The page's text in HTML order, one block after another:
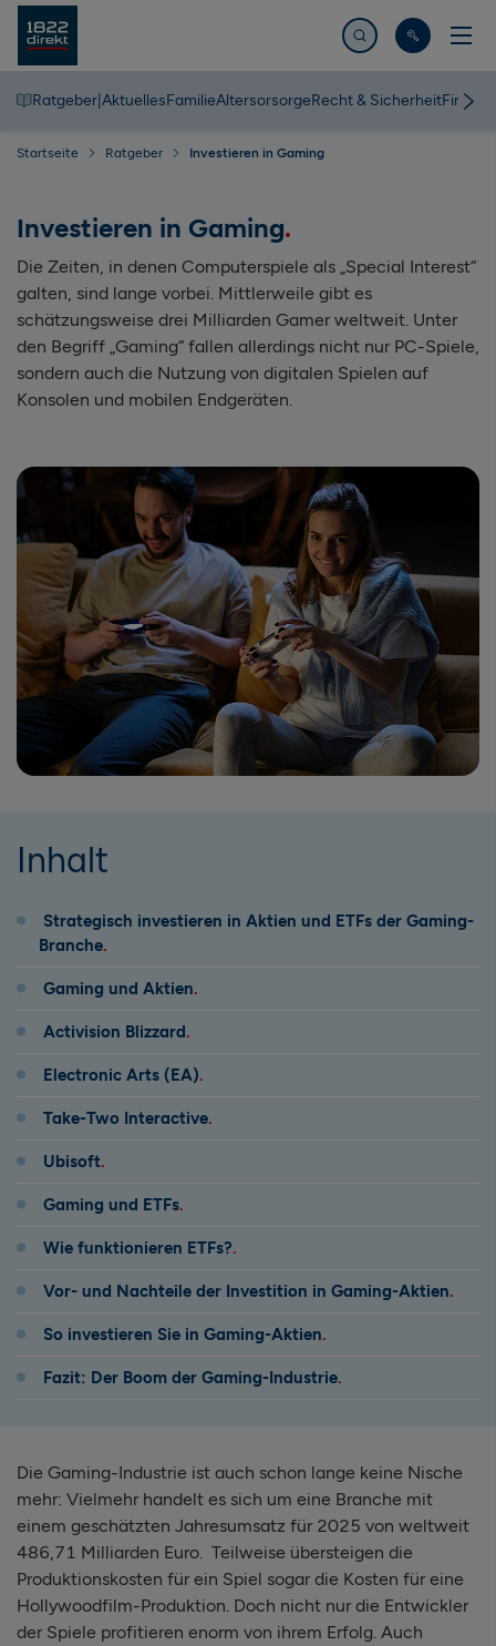
Jetzt suchen
Ratgeber AktuellesFamilieAltersorsorgeRecht & Sicherheit
Startseite Ratgeber Investieren in Gaming
Investieren in Gaming
Die Zeiten, in denen Computerspiele als „Special Interest“
galten, sind lange vorbei. Mittlerweile gibt es
schätzungsweise drei Milliarden Gamer weltweit. Unter
den Begriff „Gaming“ fallen allerdings nicht nur PC-Spiele,
sondern auch die Nutzung von digitalen Spielen auf
Konsolen und mobilen Endgeräten.
Inhalt
Strategisch investieren in Aktien und ETFs der Gaming-
Branche
Gaming und Aktien
Activision Blizzard
Electronic Arts (EA)
Take-Two Interactive
Ubisoft
Gaming und ETFs
Wie funktionieren ETFs?
Vor- und Nachteile der Investition in Gaming-Aktien
So investieren Sie in Gaming-Aktien
Fazit: Der Boom der Gaming-Industrie
Die Gaming-Industrie ist auch schon lange keine Nische
mehr: Vielmehr handelt es sich um eine Branche mit
einem geschätzten Jahresumsatz für 2025 von weltweit
486,71 Milliarden Euro. Teilweise übersteigen die
Produktionskosten für ein Spiel sogar die Kosten für eine
Hollywoodfilm-Produktion. Doch nicht nur die Entwickler
der Spiele profitieren enorm von ihrem Erfolg. Auch